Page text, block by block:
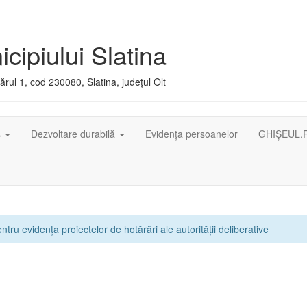
Slatina
1, cod 230080, Slatina, județul Olt
Dezvoltare durabilă Evidența persoanelor
evidența proiectelor de hotărâri ale autorității deliberative